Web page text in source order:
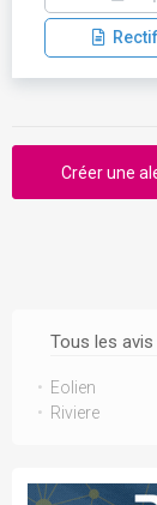
Tous les
Eolien
Riviere
Créer une